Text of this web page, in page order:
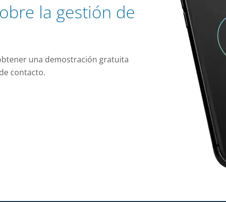
la gestión de
una demostración gratuita
contacto.